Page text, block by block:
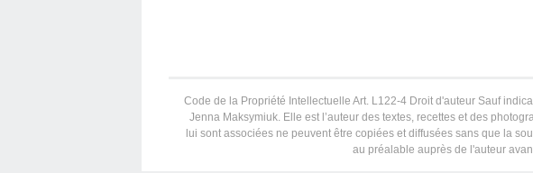
Code de la Propriété Intellectuelle Art. L122-4 Droit d'auteur Sauf
Jenna Maksymiuk. Elle est l’auteur des textes, recettes et des
lui sont associées ne peuvent être copiées et diffusées sans que la
au préalable auprès de l'auteur